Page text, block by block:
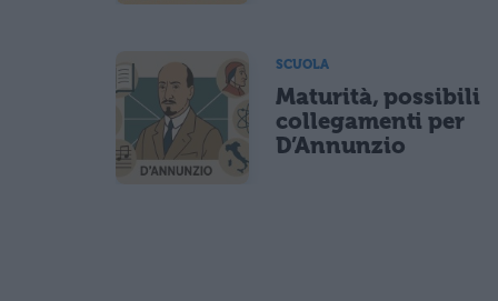
SCUOLA
Maturità, possibili
collegamenti per
D’Annunzio